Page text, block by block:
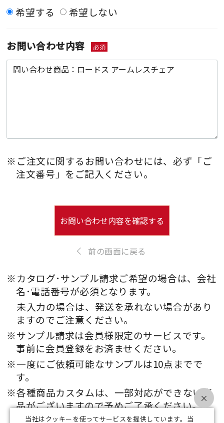
希望する 希望しない
お問い合わせ内容 必須
※ご注文に関するお問い合わせには、必ず「ご
注文番号」をご記入ください。
前の画面に戻る
お問い合わせ内容を確認する
※カタログ･サンプル請求ご希望の場合は、会社
名･電話番号が必須となります。
未入力の場合は、発送を承れない場合があり
ますのでご注意ください。
※サンプル請求は会員様限定のサービスです。
事前に会員登録をお済ませください。
※一度にご依頼可能なサンプルは10点までで
す。
※各種商品カスタムは、一部対応ができない商
品がございますので予めご了承ください。
当社はクッキーを使ってサービスを提供しています。当
×